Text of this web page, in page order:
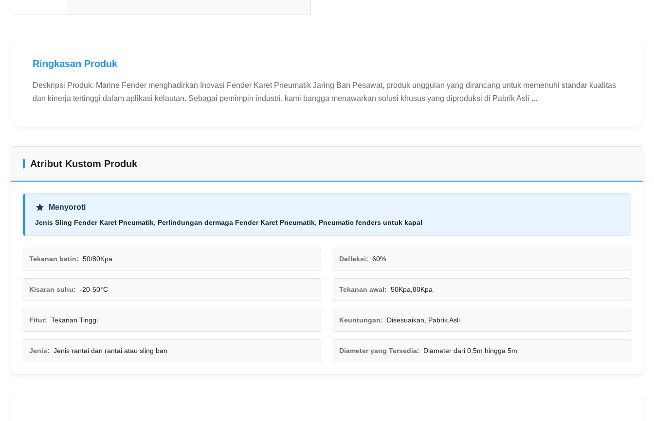
Ringkasan Produk
Deskripsi Produk: Marine Fender menghadirkan Inovasi Fender Karet Pneumatik Jaring Ban Pesawat, produk unggulan yang dirancang untuk memenuhi standar kualitas
dan kinerja tertinggi dalam aplikasi kelautan. Sebagai pemimpin industri, kami bangga menawarkan solusi khusus yang diproduksi di Pabrik Asli ...
Atribut Kustom Produk
Menyoroti
Jenis Sling Fender Karet Pneumatik Perlindungan dermaga Fender Karet Pneumatik Pneumatic fenders untuk kapal
Tekanan batin: 50/80Kpa Defleksi: 60%
Kisaran suhu: -20-50°C Tekanan awal: 50Kpa,80Kpa
Fitur: Tekanan Tinggi Keuntungan: Disesuaikan, Pabrik Asli
Jenis: Jenis rantai dan rantai atau sling ban Diameter yang Tersedia: Diameter dari 0,5m hingga 5m